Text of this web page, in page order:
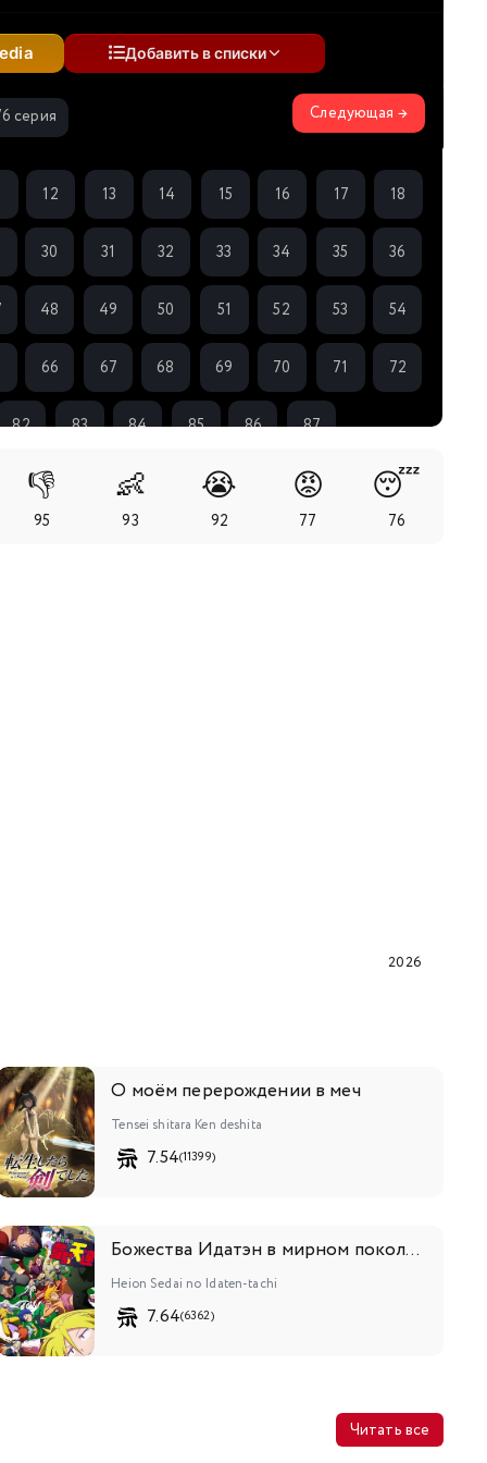
Добавить в списки
серия Следующая →
12 13 14 15 16 17 18
30 31 32 33 34 35 36
48 49 50 51 52 53 54
66 67 68 69 70 71 72
82 83 84 85 86 87
👎
95
👶
93
😭
92
😡
77
😴
76
2026
О моём перерождении в меч
Tensei shitara Ken deshita
7.54(11399)
Божества Идатэн в мирном поколении
Heion Sedai no Idaten-tachi
7.64(6362)
Читать все